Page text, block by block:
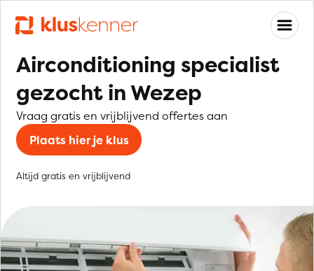
Airconditioning specialist
gezocht in Wezep
Vraag gratis en vrijblijvend offertes aan
Plaats hier je klus
Altijd gratis en vrijblijvend